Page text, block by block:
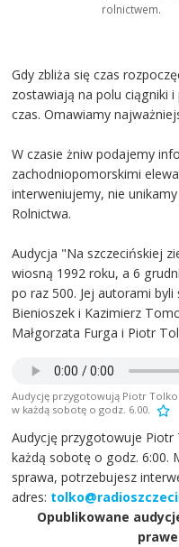
rolnictwem.
Gdy zbliża się czas
zostawiają na polu ciągniki
czas. Omawiamy
W czasie żniw podajemy
zachodniopomorskimi
interweniujemy, nie
Rolnictwa.
Audycja "Na szczecińskiej
wiosną 1992 roku, a 6
po raz 500. Jej autorami
Bienioszek i Kazimierz
Małgorzata Furga i Piotr
Audycję przygotowują Piotr Tolko
w każdą sobotę o godz. 6.00.
Audycję przygotowuje Piotr
każdą sobotę o godz. 6:00.
sprawa, potrzebujesz
adres:
Opublikowane